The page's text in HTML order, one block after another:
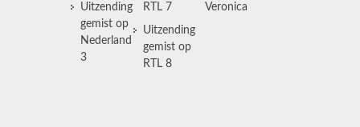
Uitzending
gemist op
Nederland
3
RTL 7
Uitzending
gemist op
RTL 8
Veronica